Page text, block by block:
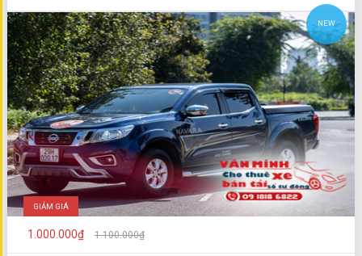
NEW
GIẢM GIÁ
1.000.000₫ 1.100.000₫